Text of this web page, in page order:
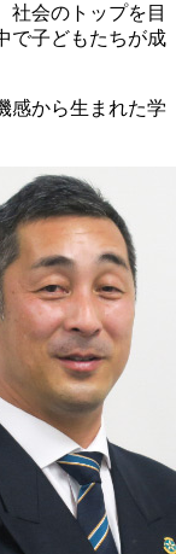
社会のトップを目
で子どもたちが成
感から生まれた学